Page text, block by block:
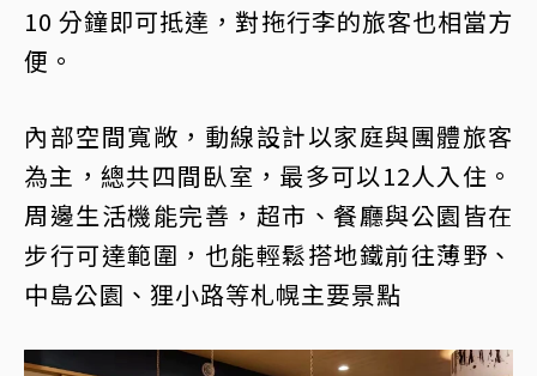
10 分鐘即可抵達，對拖行李的旅客也相當方
便。
內部空間寬敞，動線設計以家庭與團體旅客
為主，總共四間臥室，最多可以12人入住。
周邊生活機能完善，超市、餐廳與公園皆在
步行可達範圍，也能輕鬆搭地鐵前往薄野、
中島公園、狸小路等札幌主要景點